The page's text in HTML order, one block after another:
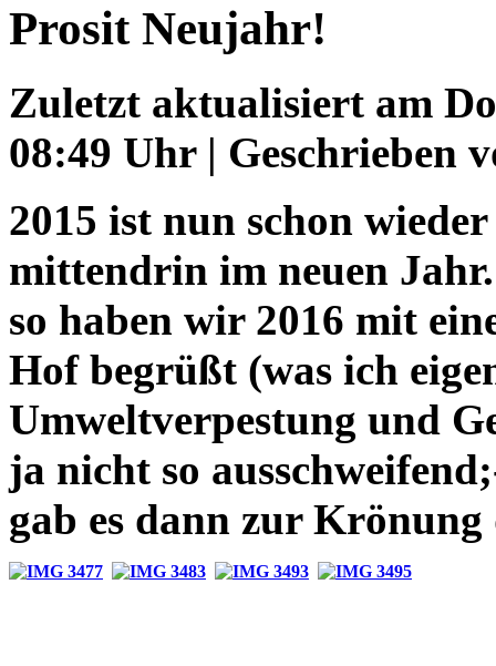
Prosit Neujahr!
Zuletzt aktualisiert am
08:49 Uhr | Geschrieben
2015 ist nun schon
mittendrin im neuen
so haben wir 2016 mit
Hof begrüßt (was ich
Umweltverpestung und
ja nicht so
gab es dann zur Krönung